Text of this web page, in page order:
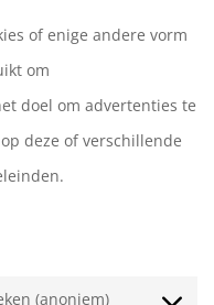
of enige andere vorm
om
doel om advertenties te
deze of verschillende
(anoniem)